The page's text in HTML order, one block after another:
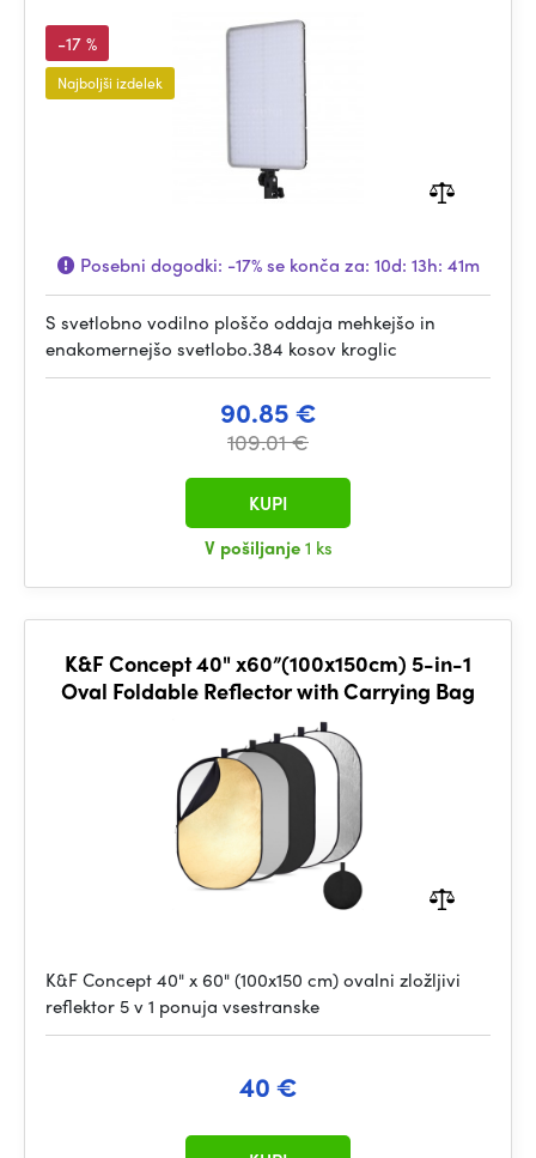
-17 %
Najboljši izdelek
Posebni dogodki: -17%se konča za: 10d: 13h: 41m
S svetlobno vodilno ploščo oddaja mehkejšo in
enakomernejšo svetlobo.384 kosov kroglic
90.85 €
109.01 €
V pošiljanje1 ks
KUPI
K&F Concept 40" x60”(100x150cm) 5-in-1
Oval Foldable Reflector with Carrying Bag
K&F Concept 40" x 60" (100x150 cm) ovalni zložljivi
reflektor 5 v 1 ponuja vsestranske
40 €